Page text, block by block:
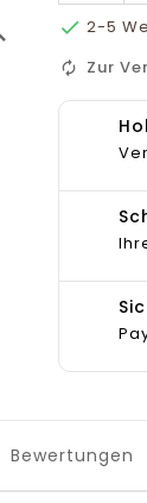
 2-5
Zur
Bewertungen